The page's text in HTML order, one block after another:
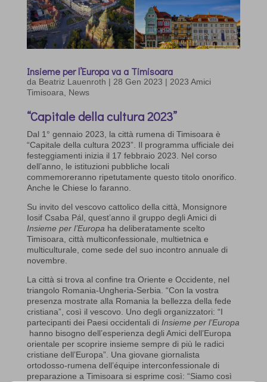
Insieme per l’Europa va a Timisoara
da Beatriz Lauenroth | 28 Gen 2023 | 2023 Amici
Timisoara
News
“Capitale della cultura 2023”
Dal 1° gennaio 2023, la città rumena di Timisoara è
“Capitale della cultura 2023”. Il programma ufficiale dei
festeggiamenti inizia il 17 febbraio 2023. Nel corso
dell’anno, le istituzioni pubbliche locali
commemoreranno ripetutamente questo titolo onorifico.
Anche le Chiese lo faranno.
Su invito del vescovo cattolico della città, Monsignore
Iosif Csaba Pál, quest’anno il gruppo degli Amici di
Insieme per l’Europa ha deliberatamente scelto
Timisoara, città multiconfessionale, multietnica e
multiculturale, come sede del suo incontro annuale di
novembre.
La città si trova al confine tra Oriente e Occidente, nel
triangolo Romania-Ungheria-Serbia. “Con la vostra
presenza mostrate alla Romania la bellezza della fede
cristiana”, così il vescovo. Uno degli organizzatori: “I
partecipanti dei Paesi occidentali di Insieme per l’Europa
hanno bisogno dell’esperienza degli Amici dell’Europa
orientale per scoprire insieme sempre di più le radici
cristiane dell’Europa”. Una giovane giornalista
ortodosso-rumena dell’équipe interconfessionale di
preparazione a Timisoara si esprime così: “Siamo così